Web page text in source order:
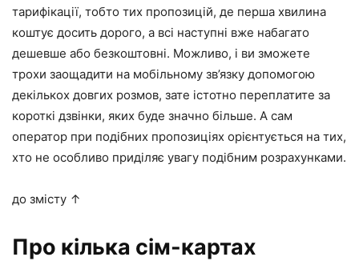
тарифікації, тобто тих пропозицій, де перша хвилина
коштує досить дорого, а всі наступні вже набагато
дешевше або безкоштовні. Можливо, і ви зможете
трохи заощадити на мобільному зв’язку допомогою
декількох довгих розмов, зате істотно переплатите за
короткі дзвінки, яких буде значно більше. А сам
оператор при подібних пропозиціях орієнтується на тих,
хто не особливо приділяє увагу подібним розрахунками.
до змісту ↑
Про кілька сім-картах